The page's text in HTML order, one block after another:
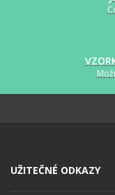
UŽITEČNÉ ODKAZY